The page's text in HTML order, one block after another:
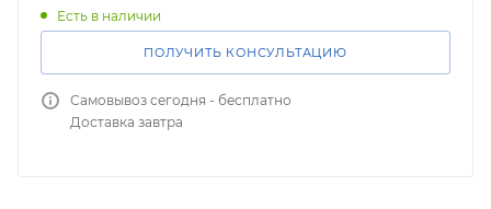
Есть в наличии
ПОЛУЧИТЬ КОНСУЛЬТАЦИЮ
Самовывоз сегодня - бесплатно
Доставка завтра